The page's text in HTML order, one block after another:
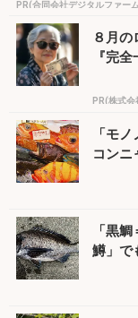
PR(合同会社デジタルファー
８月
『完
PR(株式会
「モ
コン
「黒
鱒」で